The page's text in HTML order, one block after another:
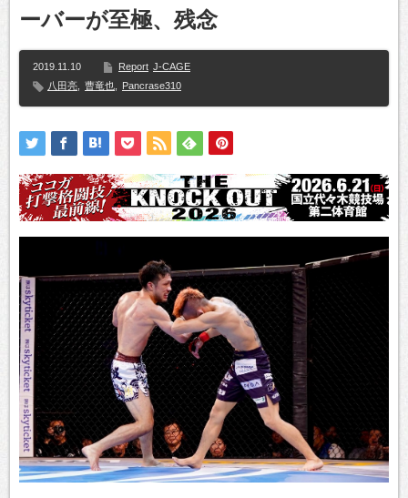
ーバーが至極、残念
2019.11.10 Report J-CAGE
八田亮
曹竜也 Pancrase310